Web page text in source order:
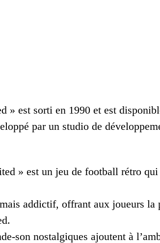
» est sorti en 1990 et est
par un studio de
» est un jeu de football rétro
addictif, offrant aux joueurs
son nostalgiques ajoutent à